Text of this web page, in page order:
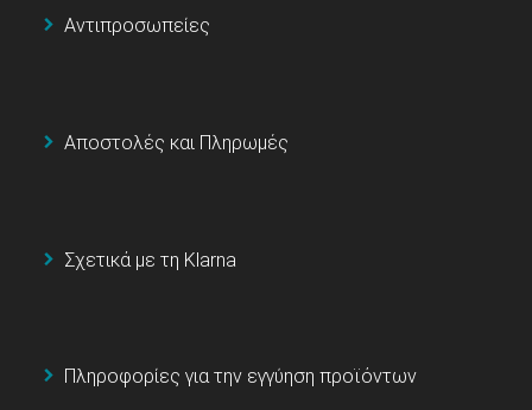
Αντιπροσωπείες
Αποστολές και Πληρωμές
Σχετικά με τη Klarna
Πληροφορίες για την εγγύηση προϊόντων